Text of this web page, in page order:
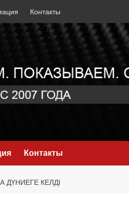
Контакты
Контакты
ДҮНИЕГЕ КЕЛДІ